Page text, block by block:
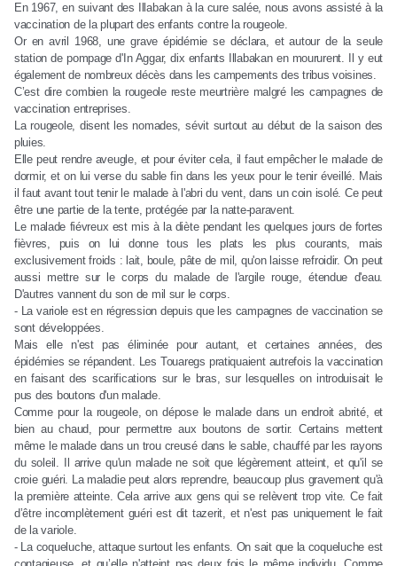
En 1967, en suivant des Illabakan à la cure salée, nous avons assisté à la
vaccination de la plupart des enfants contre la rougeole.
Or en avril 1968, une grave épidémie se déclara, et autour de la seule
station de pompage d'In Aggar, dix enfants Illabakan en moururent. Il y eut
également de nombreux décès dans les campements des tribus voisines.
C’est dire combien la rougeole reste meurtrière malgré les campagnes de
vaccination entreprises.
La rougeole, disent les nomades, sévit surtout au début de la saison des
pluies.
Elle peut rendre aveugle, et pour éviter cela, il faut empêcher le malade de
dormir, et on lui verse du sable fin dans les yeux pour le tenir éveillé. Mais
il faut avant tout tenir le malade à l'abri du vent, dans un coin isolé. Ce peut
être une partie de la tente, protégée par la natte-paravent.
Le malade fiévreux est mis à la diète pendant les quelques jours de fortes
fièvres, puis on lui donne tous les plats les plus courants, mais
exclusivement froids : lait, boule, pâte de mil, qu'on laisse refroidir. On peut
aussi mettre sur le corps du malade de l'argile rouge, étendue d'eau.
D'autres vannent du son de mil sur le corps.
- La variole est en régression depuis que les campagnes de vaccination se
sont développées.
Mais elle n'est pas éliminée pour autant, et certaines années, des
épidémies se répandent. Les Touaregs pratiquaient autrefois la vaccination
en faisant des scarifications sur le bras, sur lesquelles on introduisait le
pus des boutons d'un malade.
Comme pour la rougeole, on dépose le malade dans un endroit abrité, et
bien au chaud, pour permettre aux boutons de sortir. Certains mettent
même le malade dans un trou creusé dans le sable, chauffé par les rayons
du soleil. Il arrive qu'un malade ne soit que légèrement atteint, et qu'il se
croie guéri. La maladie peut alors reprendre, beaucoup plus gravement qu'à
la première atteinte. Cela arrive aux gens qui se relèvent trop vite. Ce fait
d’être incomplètement guéri est dit tazerit, et n'est pas uniquement le fait
de la variole.
- La coqueluche, attaque surtout les enfants. On sait que la coqueluche est